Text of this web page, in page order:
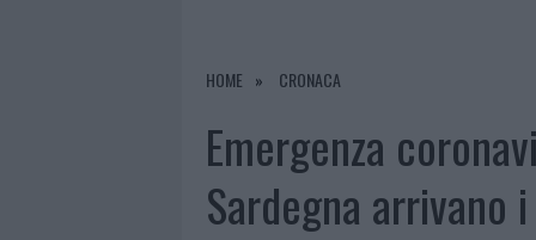
HOME CRONACA
Emergenza
Sardegna arrivano